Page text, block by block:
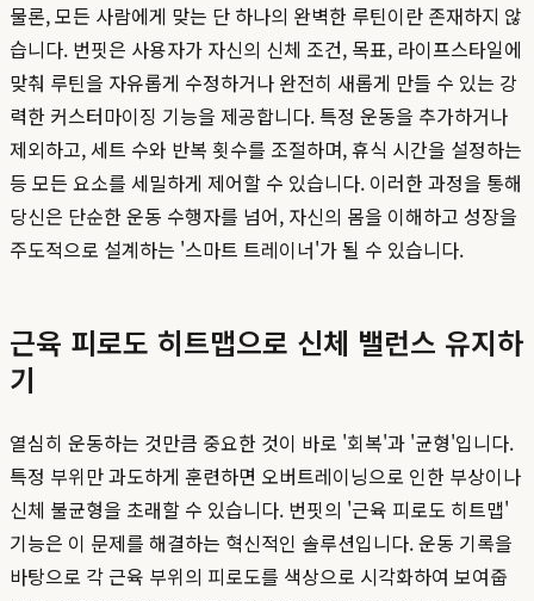
물론, 모든 사람에게 맞는 단 하나의 완벽한 루틴이란 존재하지 않
습니다. 번핏은 사용자가 자신의 신체 조건, 목표, 라이프스타일에
맞춰 루틴을 자유롭게 수정하거나 완전히 새롭게 만들 수 있는 강
력한 커스터마이징 기능을 제공합니다. 특정 운동을 추가하거나
제외하고, 세트 수와 반복 횟수를 조절하며, 휴식 시간을 설정하는
등 모든 요소를 세밀하게 제어할 수 있습니다. 이러한 과정을 통해
당신은 단순한 운동 수행자를 넘어, 자신의 몸을 이해하고 성장을
주도적으로 설계하는 '스마트 트레이너'가 될 수 있습니다.
근육 피로도 히트맵으로 신체 밸런스 유지하
기
열심히 운동하는 것만큼 중요한 것이 바로 '회복'과 '균형'입니다.
특정 부위만 과도하게 훈련하면 오버트레이닝으로 인한 부상이나
신체 불균형을 초래할 수 있습니다. 번핏의 '근육 피로도 히트맵'
기능은 이 문제를 해결하는 혁신적인 솔루션입니다. 운동 기록을
바탕으로 각 근육 부위의 피로도를 색상으로 시각화하여 보여줍